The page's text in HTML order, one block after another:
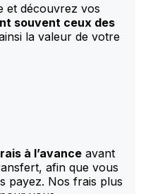
et découvrez vos
souvent ceux des
la valeur de votre
à l’avance avant
afin que vous
payez. Nos frais plus